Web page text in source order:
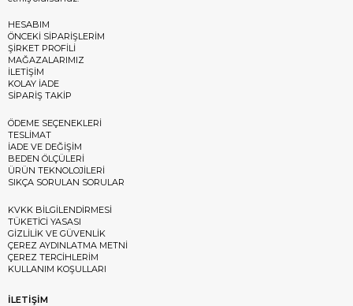
HESABIM
ÖNCEKİ SİPARİŞLERİM
ŞİRKET PROFİLİ
MAĞAZALARIMIZ
İLETİŞİM
KOLAY İADE
SİPARİŞ TAKİP
ÖDEME SEÇENEKLERİ
TESLİMAT
İADE VE DEĞİŞİM
BEDEN ÖLÇÜLERİ
ÜRÜN TEKNOLOJİLERİ
SIKÇA SORULAN SORULAR
KVKK BİLGİLENDİRMESİ
TÜKETİCİ YASASI
GİZLİLİK VE GÜVENLİK
ÇEREZ AYDINLATMA METNİ
ÇEREZ TERCİHLERİM
KULLANIM KOŞULLARI
İLETİŞİM